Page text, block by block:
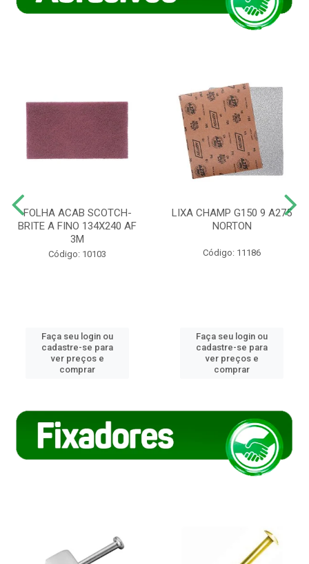
FOLHA ACAB SCOTCH-
BRITE A FINO 134X240 AF
3M
Código: 10103
Faça seu login ou
cadastre-se para
ver preços e
comprar
LIXA CHAMP G150 9 A275
NORTON
Código: 11186
Faça seu login ou
cadastre-se para
ver preços e
comprar